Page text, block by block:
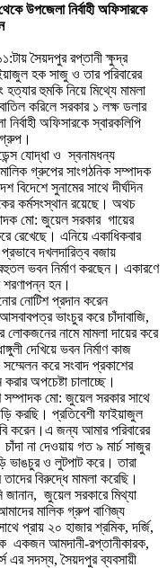
উপজেলা নির্বাহী অফিসারকে
সৈয়দপুর রপ্তানী ক্ষুদ্র
হক সাজু ও তার পরিবারের
হুমকি নিয়ে মিথ্যে মামলা
করিলে সরকার ১ লক্ষ ডলার
অফিসারকে স্বারকলিপি
গ্রুপ।
যোদ্ধা ও স্বনামধন্য
মালিক গ্রুপের সাংগঠনিক সম্পাদক
সুনামের সাথে দীর্ঘদিন
কর্মসংস্থান রয়েছে। অথচ
মো: জুয়েল সরকার গায়ের
রেখেছে। এনিয়ে একাধিকবার
দখলদারিত্ব বজায়
ভবন নির্মাণ করছেন। একারণে
হন।
নোটিশ প্রদান করেন
ভাংচুর করে চাঁদাবাজি,
লোকজনের নামে মামলা দায়ের করে
দেখিয়ে ভবন নির্মাণ কাজ
করে সংবাদ প্রকাশের
অপচেষ্টা চালাচ্ছে।
সম্পাদক মো: জুয়েল সরকার সাথে
করছি। প্রতিবেশী ফাইয়াজুল
করেন।এ জন্য আমার পরিবারের
না দেওয়ায় গত ৯ মার্চ সাজুর
ভাঙচুর ও লুটপাট করে। তারা
বিরুদ্ধে মামলা করেছি।
জানান, জুয়েল সরকারে মিথ্যা
মালিক গ্রুপ বাণিজ্য
প্রায় ২০ হাজার শ্রমিক, দর্জি,
একজন আমদানী-রপ্তানীকারক,
এর সদস্য, সৈয়দপুর ব্যবসায়ী